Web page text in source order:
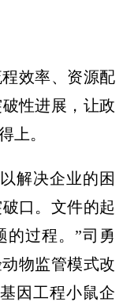
效率、资源配
性进展，让政
上。
解决企业的困
口。文件的起
的过程。”司勇
物监管模式改
因工程小鼠企